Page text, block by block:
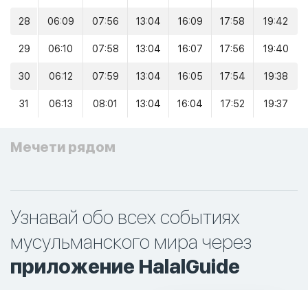
28 06:09 07:56 13:04 16:09 17:58 19:42
29 06:10 07:58 13:04 16:07 17:56 19:40
30 06:12 07:59 13:04 16:05 17:54 19:38
31 06:13 08:01 13:04 16:04 17:52 19:37
Мечети рядом
Узнавай обо всех событиях
мусульманского мира через
приложение HalalGuide